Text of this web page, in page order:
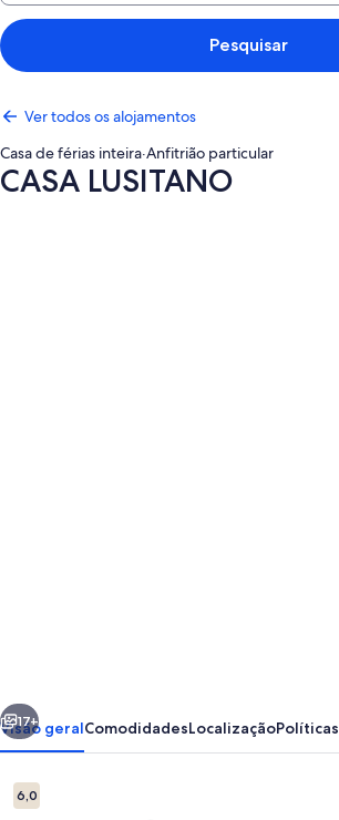
Pesquisar
Ver todos os alojamentos
Casa de férias inteira·Anfitrião particular
CASA LUSITANO
Seguinte
17+
Visão geralComodidadesLocalizaçãoPolíticas
Avaliações
6,06,0 em 10